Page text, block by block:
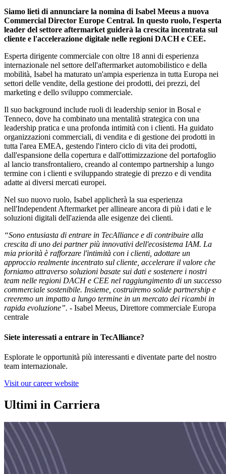
Siamo lieti di annunciare la nomina di Isabel Meeus a nuova
Commercial Director Europe Central. In questo ruolo, l'esperta
leader del settore aftermarket guiderà la crescita incentrata sul
cliente e l'accelerazione digitale nelle regioni DACH e CEE.
Esperta dirigente commerciale con oltre 18 anni di esperienza
internazionale nel settore dell'aftermarket automobilistico e della
mobilità, Isabel ha maturato un'ampia esperienza in tutta Europa nei
settori delle vendite, della gestione dei prodotti, dei prezzi, del
marketing e dello sviluppo commerciale.
Il suo background include ruoli di leadership senior in Bosal e
Tenneco, dove ha combinato una mentalità strategica con una
leadership pratica e una profonda intimità con i clienti. Ha guidato
organizzazioni commerciali, di vendita e di gestione dei prodotti in
tutta l'area EMEA, gestendo l'intero ciclo di vita dei prodotti,
dall'espansione della copertura e dall'ottimizzazione del portafoglio
al lancio transfrontaliero, creando al contempo partnership a lungo
termine con i clienti e sviluppando strategie di prezzo e di vendita
adatte ai diversi mercati europei.
Nel suo nuovo ruolo, Isabel applicherà la sua esperienza
nell'Independent Aftermarket per allineare ancora di più i dati e le
soluzioni digitali dell'azienda alle esigenze dei clienti.
“Sono entusiasta di entrare in TecAlliance e di contribuire alla
crescita di uno dei partner più innovativi dell'ecosistema IAM. La
mia priorità è rafforzare l'intimità con i clienti, adottare un
approccio realmente incentrato sul cliente, accelerare il valore che
forniamo attraverso soluzioni basate sui dati e sostenere i nostri
team nelle regioni DACH e CEE nel raggiungimento di un successo
commerciale sostenibile. Insieme, costruiremo solide partnership e
creeremo un impatto a lungo termine in un mercato dei ricambi in
rapida evoluzione”. - Isabel Meeus, Direttore commerciale Europa
centrale
Siete interessati a entrare in TecAlliance?
Esplorate le opportunità più interessanti e diventate parte del nostro
team internazionale.
Visit our career website
Ultimi in Carriera